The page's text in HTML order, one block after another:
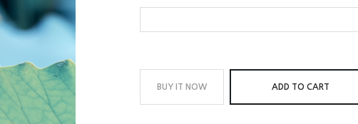
BUY IT NOW ADD TO CART